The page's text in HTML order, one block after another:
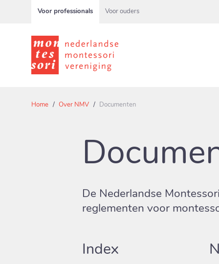
Home Over NMV Documenten
De Nederlandse
reglementen voor
Index
Voor professionals Voor ouders